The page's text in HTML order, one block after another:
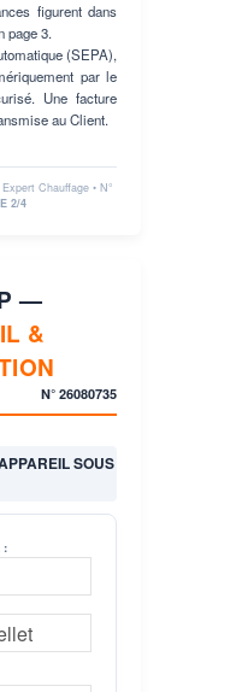
figurent dans
page 3.
(SEPA),
par le
Une facture
au Client.
Chauffage • N°
2/4
—
&
N° 26080735
SOUS
: